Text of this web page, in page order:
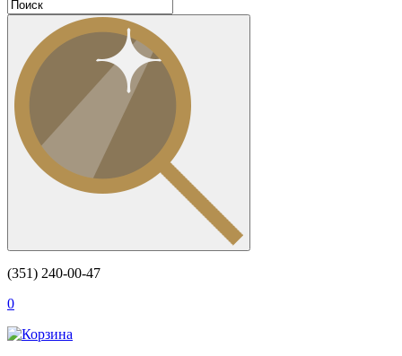
(351) 240-00-47
0